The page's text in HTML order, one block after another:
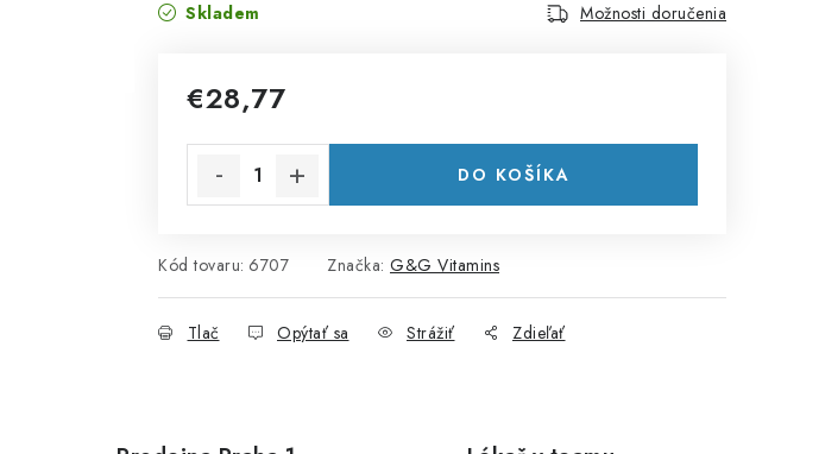
Skladem Možnosti doručenia
€28,77
DO KOŠÍKA
Kód tovaru: 6707 Značka: G&G Vitamins
Tlač Opýtať sa Strážiť Zdieľať